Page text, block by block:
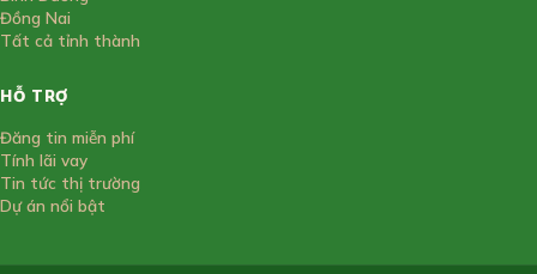
Đồng Nai
Tất cả tỉnh thành
HỖ TRỢ
Đăng tin miễn phí
Tính lãi vay
Tin tức thị trường
Dự án nổi bật